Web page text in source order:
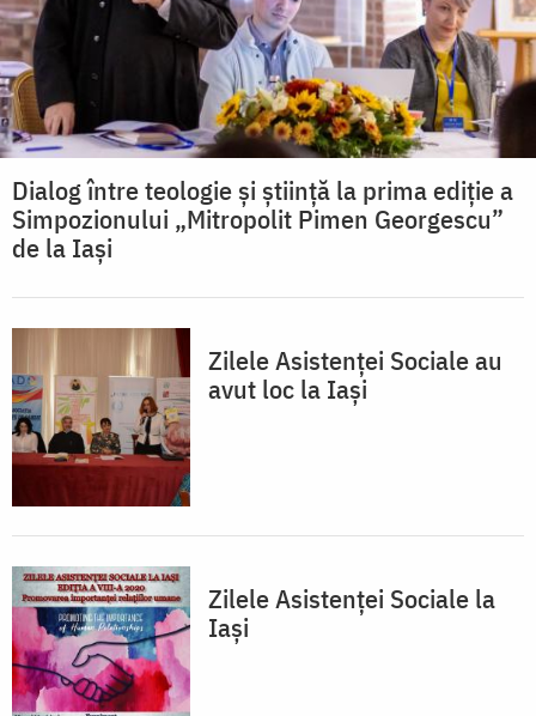
Dialog între teologie și știință la prima ediție a
Simpozionului „Mitropolit Pimen Georgescu”
de la Iași
Zilele Asistenței Sociale au
avut loc la Iași
Zilele Asistenței Sociale la
Iași